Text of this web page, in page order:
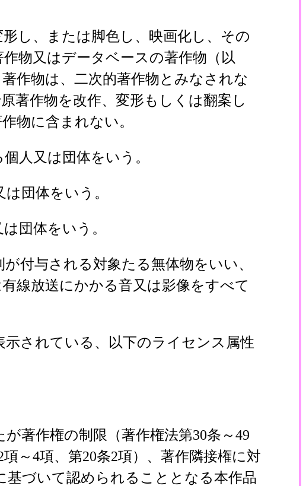
し、または脚色し、映画化し、その
物又はデータベースの著作物（以
作物は、二次的著作物とみなされな
著作物を改作、変形もしくは翻案し
物に含まれない。
人又は団体をいう。
団体をいう。
団体をいう。
付与される対象たる無体物をいい、
線放送にかかる音又は影像をすべて
されている、以下のライセンス属性
著作権の制限（著作権法第30条～49
～4項、第20条2項）、著作隣接権に対
基づいて認められることとなる本作品